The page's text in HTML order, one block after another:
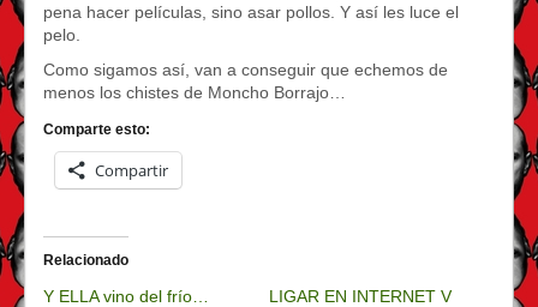
pena hacer películas, sino asar pollos. Y así les luce el
pelo.
Como sigamos así, van a conseguir que echemos de
menos los chistes de Moncho Borrajo…
Comparte esto:
Compartir
Relacionado
Y ELLA vino del frío…
LIGAR EN INTERNET V